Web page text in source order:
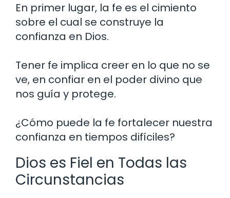
En primer lugar, la fe es el cimiento
sobre el cual se construye la
confianza en Dios.
Tener fe implica creer en lo que no se
ve, en confiar en el poder divino que
nos guía y protege.
¿Cómo puede la fe fortalecer nuestra
confianza en tiempos difíciles?
Dios es Fiel en Todas las
Circunstancias